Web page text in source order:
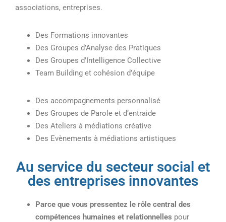
associations, entreprises.
Des Formations innovantes
Des Groupes d’Analyse des Pratiques
Des Groupes d’Intelligence Collective
Team Building et cohésion d’équipe
Des accompagnements personnalisé
Des Groupes de Parole et d’entraide
Des Ateliers à médiations créative
Des Evènements à médiations artistiques
Au service du secteur social et
des entreprises innovantes
Parce que vous pressentez le rôle central des
compétences humaines et relationnelles pour